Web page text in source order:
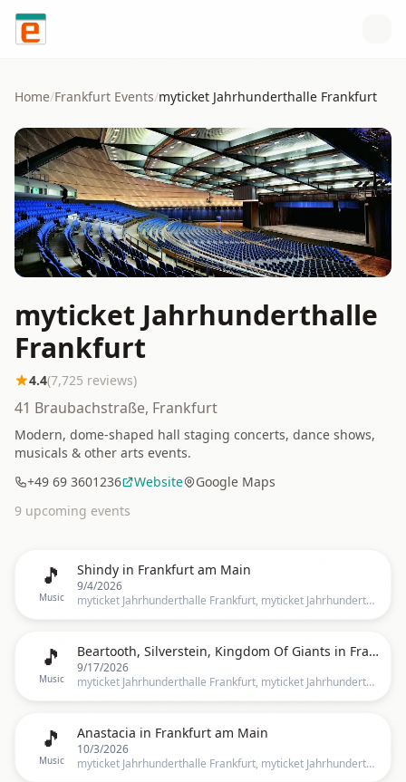
Skip to content
Home/Frankfurt Events/myticket Jahrhunderthalle Frankfurt
myticket Jahrhunderthalle
Frankfurt
4.4(7,725 reviews)
41 Braubachstraße, Frankfurt
Modern, dome-shaped hall staging concerts, dance shows,
musicals & other arts events.
+49 69 3601236
Website
Google Maps
9 upcoming events
🎵
Music
Shindy in Frankfurt am Main
9/4/2026
myticket Jahrhunderthalle Frankfurt, myticket Jahrhunderthalle Frankfurt, Frankfurt, HE, Germany, Frankfurt
🎵
Music
Beartooth, Silverstein, Kingdom Of Giants in Frankfurt am Main
9/17/2026
myticket Jahrhunderthalle Frankfurt, myticket Jahrhunderthalle Frankfurt, Frankfurt, HE, Germany, Frankfurt
🎵
Music
Anastacia in Frankfurt am Main
10/3/2026
myticket Jahrhunderthalle Frankfurt, myticket Jahrhunderthalle Frankfurt, Frankfurt, HE, Germany, Frankfurt